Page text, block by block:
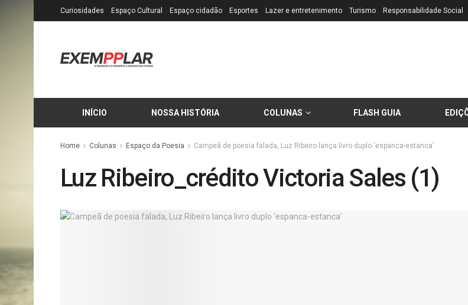
Curiosidades Espaço Cultural Espaço cidadão Esportes Lazer e entretenimento Turismo Responsabilidade Social
INÍCIO NOSSA HISTÓRIA COLUNAS FLASH GUIA
Home Colunas Espaço da Poesia Campeã de poesia falada, Luz Ribeiro lança livro duplo ‘espanca-estanca’
Luz Ribeiro_crédito Victoria Sales (1)